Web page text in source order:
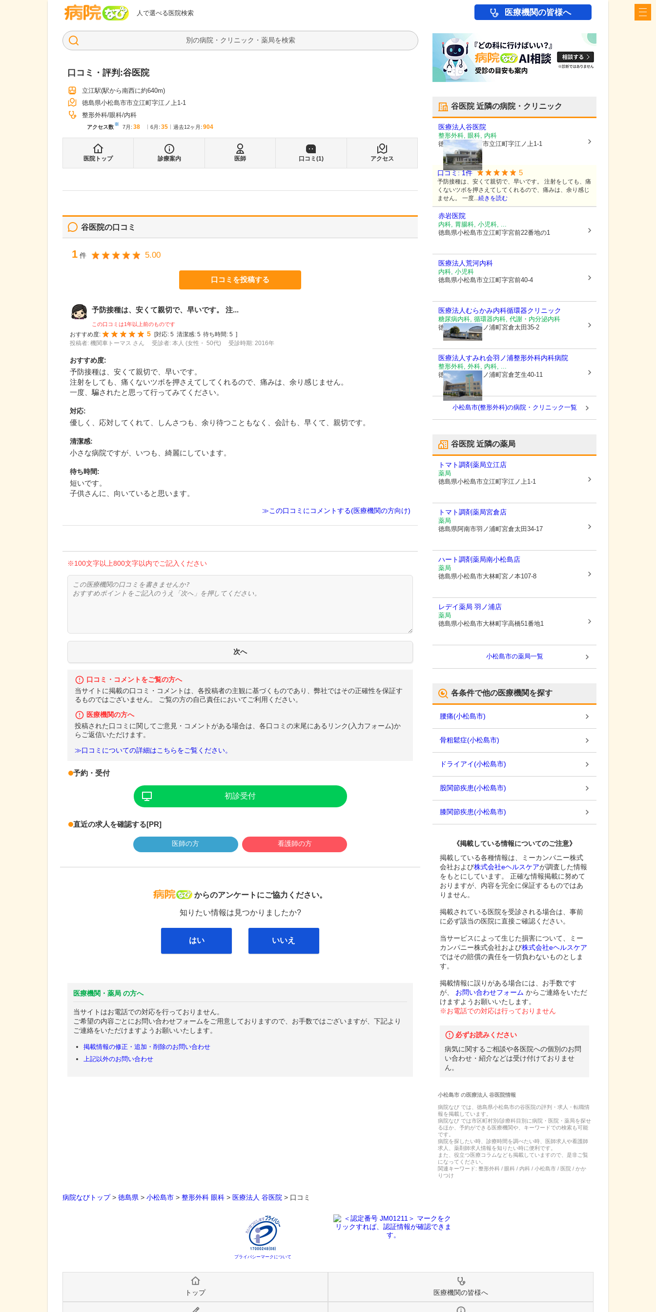
人で選べる医院検索
病院なび 医療機関の皆様へ
検索
口コミ・評判:谷医院
立江駅(駅から南西に約640m)
徳島県小松島市市立江町字江ノ上1-1
整形外科 眼科 内科
アクセス数※ 7月 : 38 6月 : 35 過去12ヶ月: 904
医院トップ 診療案内 医師 口コミ(1) アクセス
谷医院の口コミ
1 件 5.00
口コミを投稿する
予防接種は、安くて親切で、早いです。 注...
この口コミは1年以上前のものです
おすすめ度:
5 [対応: 5 清潔感: 5 待ち時間: 5 ]
投稿者: 機関車トーマス さん
受診者: 本人 (女性・ 50代) 受診時期: 2016年
おすすめ度:
予防接種は、安くて親切で、早いです。
注射をしても、痛くないツボを押さえてしてくれるので、痛みは、余り感じません。
一度、騙されたと思って行ってみてください。
対応:
優しく、応対してくれて、しんさつも、余り待つこともなく、会計も、早くて、親切です。
清潔感:
小さな病院ですが、いつも、綺麗にしています。
待ち時間:
短いです。
子供さんに、向いていると思います。
≫この口コミにコメントする(医療機関の方向け)
※100文字以上800文字以内でご記入ください
口コミ・コメントをご覧の方へ
当サイトに掲載の口コミ・コメントは、各投稿者の主観に基づくものであり、弊社ではその正確性を保証す
るものではございません。 ご覧の方の自己責任においてご利用ください。
医療機関の方へ
投稿された口コミに関してご意見・コメントがある場合は、各口コミの末尾にあるリンク(入力フォーム)か
らご返信いただけます。
≫口コミについての詳細はこちらをご覧ください。
予約・受付
初診受付
直近の求人を確認する[PR]
医師の方 看護師の方
病院なび
からのアンケートにご協力ください。
知りたい情報は見つかりましたか?
はい いいえ
医療機関・薬局 の方へ
当サイトはお電話での対応を行っておりません。
ご希望の内容ごとにお問い合わせフォームをご用意しておりますので、お手数ではございますが、下記より
ご連絡をいただけますようお願いいたします。
掲載情報の修正・追加・削除のお問い合わせ
上記以外のお問い合わせ
谷医院近隣の病院・クリニック
医療法人谷医院
整形外科, 眼科, 内科
徳島県小松島市市立江町字江ノ上1-1
口コミ: 1件 5
予防接種は、安くて親切で、早いです。 注射をしても、痛
くないツボを押さえてしてくれるので、痛みは、余り感じ
ません。 一度...続きを読む
赤岩医院
内科, 胃腸科, 小児科, ...
徳島県小松島市立江町字宮前22番地の1
医療法人荒河内科
内科, 小児科
徳島県小松島市立江町字宮前40-4
医療法人むらかみ内科循環器クリニック
糖尿病内科, 循環器内科, 代謝・内分泌内科
徳島県阿南市羽ノ浦町宮倉太田35-2
医療法人すみれ会羽ノ浦整形外科内科病院
整形外科, 外科, 内科, ...
徳島県阿南市
羽ノ浦町宮倉芝生40-11
小松島市(整形外科)の病院・クリニック一覧
谷医院近隣の薬局
トマト調剤薬局立江店
薬局
徳島県小松島市立江町字江ノ上1-1
トマト調剤薬局宮倉店
薬局
徳島県阿南市羽ノ浦町宮倉太田34-17
ハート調剤薬局南小松島店
薬局
徳島県小松島市大林町宮ノ本107-8
レデイ薬局 羽ノ浦店
薬局
徳島県小松島市大林町字高橋51番地1
小松島市の薬局一覧
各条件で他の医療機関を探す
腰痛(小松島市)
骨粗鬆症(小松島市)
ドライアイ(小松島市)
股関節疾患(小松島市)
膝関節疾患(小松島市)
《掲載している情報についてのご注意》
掲載している各種情報は、ミーカンパニー株式
会社および株式会社eヘルスケアが調査した情報
をもとにしています。 正確な情報掲載に努めて
おりますが、内容を完全に保証するものではあ
りません。
掲載されている医院を受診される場合は、事前
に必ず該当の医院に直接ご確認ください。
当サービスによって生じた損害について、ミー
カンパニー株式会社および株式会社eヘルスケア
ではその賠償の責任を一切負わないものとしま
す。
掲載情報に誤りがある場合には、お手数です
が、
お問い合わせフォーム からご連絡をいただ
けますようお願いいたします。
※お電話での対応は行っておりません
必ずお読みください
病気に関するご相談や各医院への個別のお問
い合わせ・紹介などは受け付けておりませ
ん。
小松島市の医療法人 谷医院情報
病院なび では、 徳島県小松島市の谷医院の評判・求人・転職情
報を掲載しています。
病院なび では市区町村別/診療科目別に病院・医院・薬局を探せ
るほか、予約ができる医療機関や、キーワードでの検索も可能
です。
病院を探したい時、診療時間を調べたい時、医師求人や看護師
求人、薬剤師求人情報を知りたい時に便利です。
また、役立つ医療コラムなども掲載していますので、是非ご覧
になってください。
関連キーワード: 整形外科 / 眼科 / 内科 / 小松島市 / 医院 / かか
りつけ
病院なびトップ> 徳島県 > 小松島市 > 整形外科 眼科 > 医療法人 谷医院 > 口コミ
プライバシーマークについて
トップ 医療機関の皆様へ